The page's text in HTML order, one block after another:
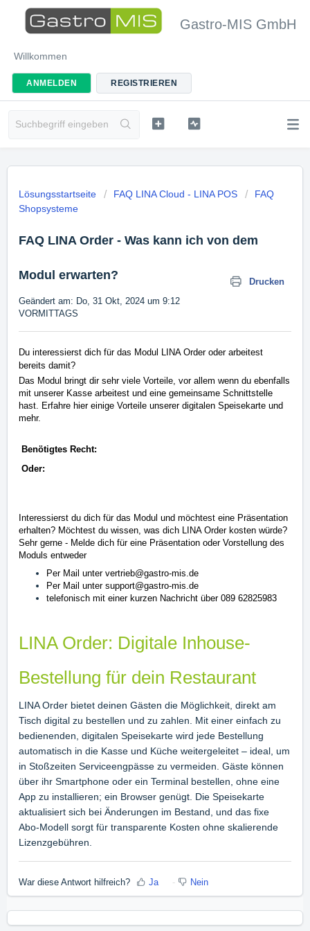
Gastro-MIS GmbH
Willkommen
ANMELDEN REGISTRIEREN
Lösungsstartseite FAQ LINA Cloud - LINA POS
FAQ
Shopsysteme
FAQ LINA Order - Was kann ich von dem
Modul erwarten?
Drucken
Geändert am: Do, 31 Okt, 2024 um 9:12
VORMITTAGS
Du interessierst dich für das Modul LINA Order oder arbeitest
bereits damit?
Das Modul bringt dir sehr viele Vorteile, vor allem wenn du ebenfalls
mit unserer Kasse arbeitest und eine gemeinsame Schnittstelle
hast. Erfahre hier einige Vorteile unserer digitalen Speisekarte und
mehr.
Benötigtes Recht:
Oder:
Interessierst du dich für das Modul und möchtest eine Präsentation
erhalten? Möchtest du wissen, was dich LINA Order kosten würde?
Sehr gerne - Melde dich für eine Präsentation oder Vorstellung des
Moduls entweder
Per Mail unter vertrieb@gastro-mis.de
Per Mail unter support@gastro-mis.de
telefonisch mit einer kurzen Nachricht über 089 62825983
LINA Order: Digitale Inhouse-
Bestellung für dein Restaurant
LINA Order bietet deinen Gästen die Möglichkeit, direkt am
Tisch digital zu bestellen und zu zahlen. Mit einer einfach zu
bedienenden, digitalen Speisekarte wird jede Bestellung
automatisch in die Kasse und Küche weitergeleitet – ideal, um
in Stoßzeiten Serviceengpässe zu vermeiden. Gäste können
über ihr Smartphone oder ein Terminal bestellen, ohne eine
App zu installieren; ein Browser genügt. Die Speisekarte
aktualisiert sich bei Änderungen im Bestand, und das fixe
Abo-Modell sorgt für transparente Kosten ohne skalierende
Lizenzgebühren.
War diese Antwort hilfreich? Ja Nein